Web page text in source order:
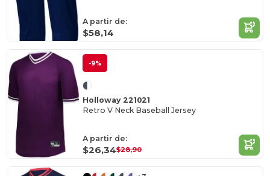
A partir de:
$58,14
-9%
Holloway 221021
Retro V Neck Baseball Jersey
A partir de:
$26,34$28,90